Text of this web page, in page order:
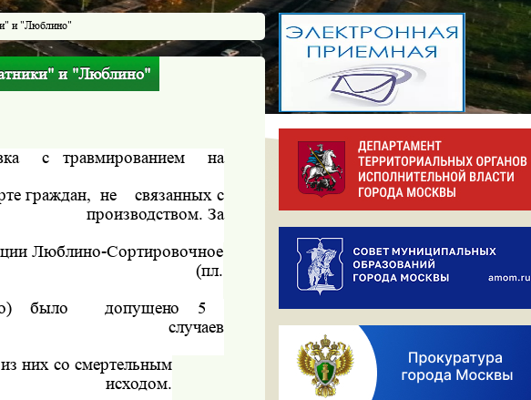
и "Люблино"
и "Люблино"
с травмированием
на
граждан, не
связанных с
производством. За
Люблино-Сортировочное
(пл.
было допущено
5
случаев
них со смертельным
исходом.